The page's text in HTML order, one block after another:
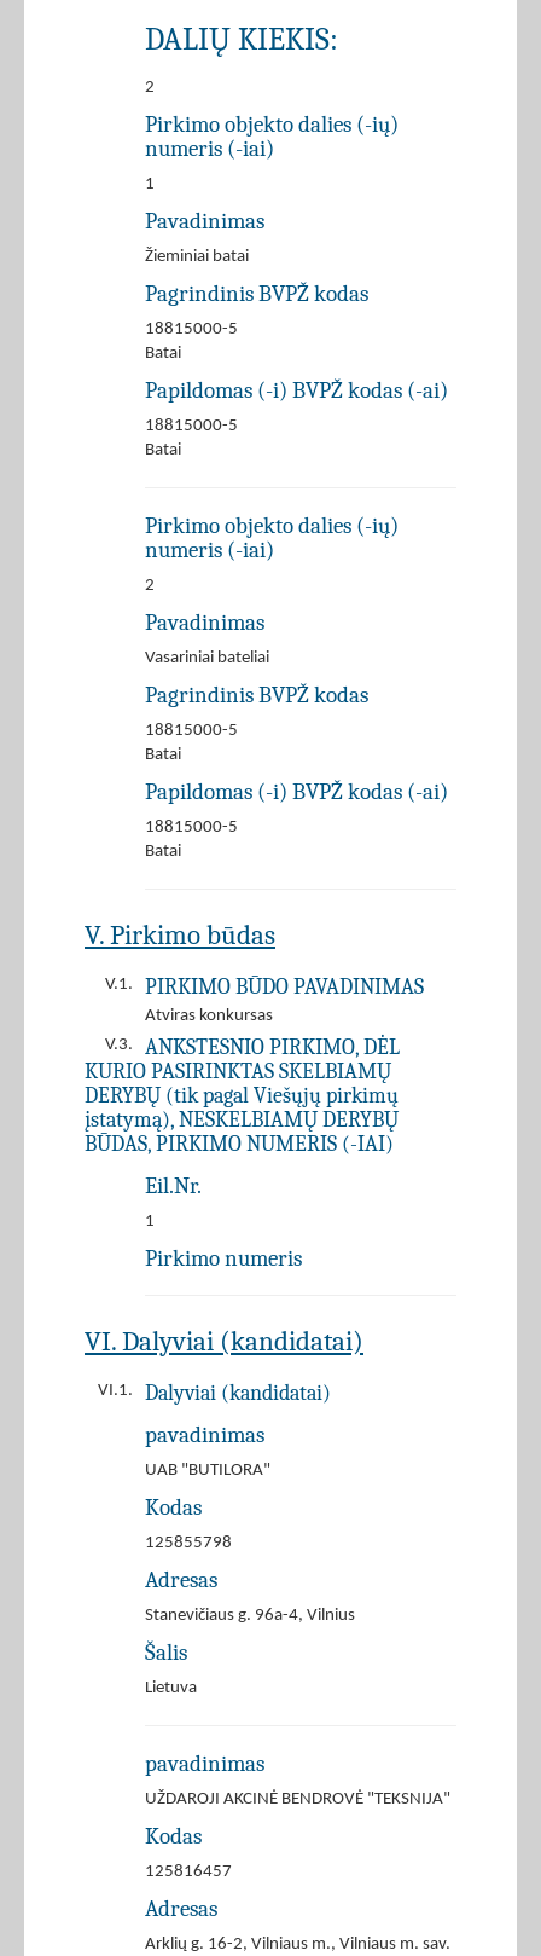
DALIŲ KIEKIS:
2
Pirkimo objekto dalies (-ių)
numeris (-iai)
1
Pavadinimas
Žieminiai batai
Pagrindinis BVPŽ kodas
18815000-5
Batai
Papildomas (-i) BVPŽ kodas (-ai)
18815000-5
Batai
Pirkimo objekto dalies (-ių)
numeris (-iai)
2
Pavadinimas
Vasariniai bateliai
Pagrindinis BVPŽ kodas
18815000-5
Batai
Papildomas (-i) BVPŽ kodas (-ai)
18815000-5
Batai
V. Pirkimo būdas
V.1. PIRKIMO BŪDO PAVADINIMAS
Atviras konkursas
V.3.
ANKSTESNIO PIRKIMO, DĖL
KURIO PASIRINKTAS SKELBIAMŲ
DERYBŲ (tik pagal Viešųjų pirkimų
įstatymą), NESKELBIAMŲ DERYBŲ
BŪDAS, PIRKIMO NUMERIS (-IAI)
Eil.Nr.
1
Pirkimo numeris
VI. Dalyviai (kandidatai)
VI.1. Dalyviai (kandidatai)
pavadinimas
UAB "BUTILORA"
Kodas
125855798
Adresas
Stanevičiaus g. 96a-4, Vilnius
Šalis
Lietuva
pavadinimas
UŽDAROJI AKCINĖ BENDROVĖ "TEKSNIJA"
Kodas
125816457
Adresas
Arklių g. 16-2, Vilniaus m., Vilniaus m. sav.